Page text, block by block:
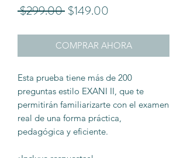
$299.00 Precio
$149.00
oferta
COMPRAR AHORA
Esta prueba tiene más de 200
preguntas estilo EXANI II, que te
permitirán familiarizarte con el examen
real de una forma práctica,
pedagógica y eficiente.